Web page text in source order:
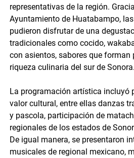
representativas de la región.
Ayuntamiento de Huatabampo,
pudieron disfrutar de una
tradicionales como cocido,
con asientos, sabores que forman
riqueza culinaria del sur de Sonora.
La programación artística incluyó
valor cultural, entre ellas danzas
y pascola, participación de
regionales de los estados de
De igual manera, se presentaron
musicales de regional mexicano,